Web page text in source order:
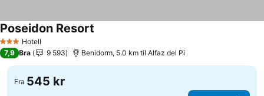
3 StjernerHotell
Poseidon Resort
7,9 Bra 9 593 Benidorm, 5.0 km til Alfaz del Pi
Fra 545 kr